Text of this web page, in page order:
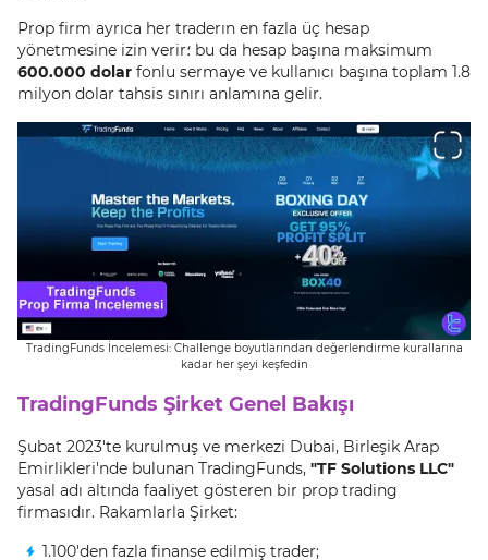
Prop firm ayrıca her traderın en fazla üç hesap
yönetmesine izin verir؛ bu da hesap başına maksimum
600.000 dolar fonlu sermaye ve kullanıcı başına toplam 1.8
milyon dolar tahsis sınırı anlamına gelir.
TradingFunds İncelemesi: Challenge boyutlarından değerlendirme kurallarına
kadar her şeyi keşfedin
TradingFunds Şirket Genel Bakışı
Şubat 2023'te kurulmuş ve merkezi Dubai, Birleşik Arap
Emirlikleri'nde bulunan TradingFunds, "TF Solutions LLC"
yasal adı altında faaliyet gösteren bir prop trading
firmasıdır. Rakamlarla Şirket:
1.100'den fazla finanse edilmiş trader;